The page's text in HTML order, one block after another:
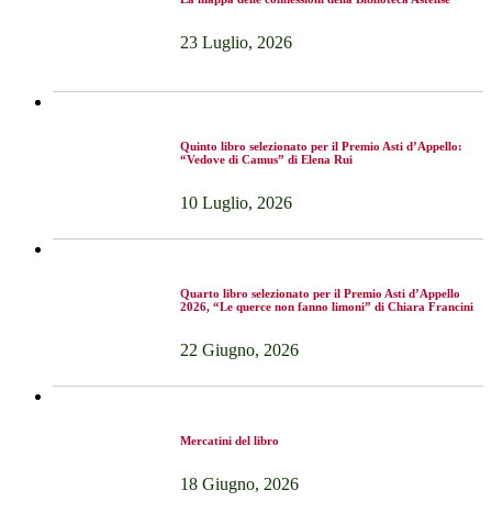
23 Luglio, 2026
Quinto libro selezionato per il Premio Asti d’Appello:
“Vedove di Camus” di Elena Rui
10 Luglio, 2026
Quarto libro selezionato per il Premio Asti d’Appello
2026, “Le querce non fanno limoni” di Chiara Francini
22 Giugno, 2026
Mercatini del libro
18 Giugno, 2026